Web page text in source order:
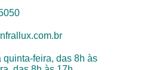
quinta-feira, das 8h às